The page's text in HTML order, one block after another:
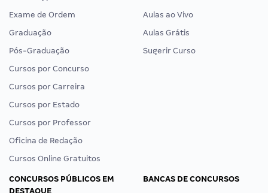
Exame de Ordem
Graduação
Pós-Graduação
Cursos por Concurso
Cursos por Carreira
Cursos por Estado
Cursos por Professor
Oficina de Redação
Cursos Online Gratuitos
Aulas ao Vivo
Aulas Grátis
Sugerir Curso
CONCURSOS PÚBLICOS EM
DESTAQUE
BANCAS DE CONCURSOS